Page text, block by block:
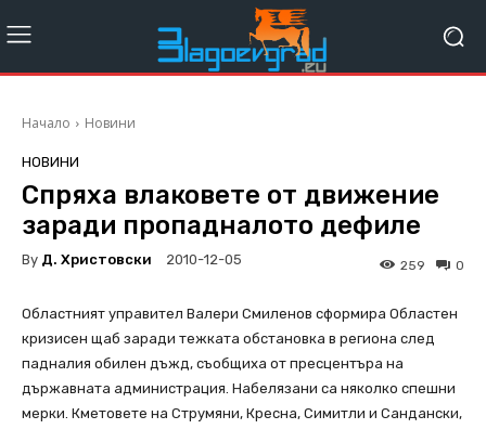
Начало Новини
НОВИНИ
Спряха влаковете от движение
заради пропадналото дефиле
By Д. Христовски 2010-12-05 0
259
Областният управител Валери Смиленов сформира Областен
кризисен щаб заради тежката обстановка в региона след
падналия обилен дъжд, съобщиха от пресцентъра на
държавната администрация. Набелязани са няколко спешни
мерки. Кметовете на Струмяни, Кресна, Симитли и Сандански,